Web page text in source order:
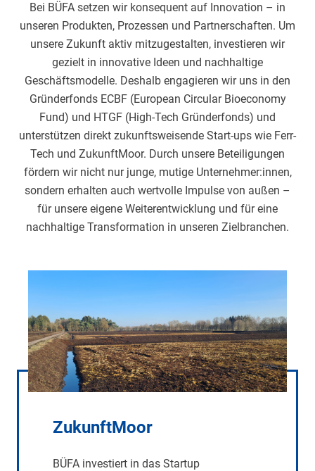
Bei BÜFA setzen wir konsequent auf Innovation – in
unseren Produkten, Prozessen und Partnerschaften. Um
unsere Zukunft aktiv mitzugestalten, investieren wir
gezielt in innovative Ideen und nachhaltige
Geschäftsmodelle. Deshalb engagieren wir uns in den
Gründerfonds ECBF (European Circular Bioeconomy
Fund) und HTGF (High-Tech Gründerfonds) und
unterstützen direkt zukunftsweisende Start-ups wie Ferr-
Tech und ZukunftMoor. Durch unsere Beteiligungen
fördern wir nicht nur junge, mutige Unternehmer:innen,
sondern erhalten auch wertvolle Impulse von außen –
für unsere eigene Weiterentwicklung und für eine
nachhaltige Transformation in unseren Zielbranchen.
ZukunftMoor
BÜFA investiert in das Startup